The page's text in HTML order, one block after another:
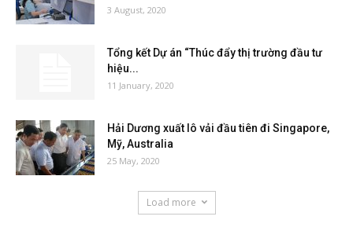
3 August, 2020
Tổng kết Dự án “Thúc đẩy thị trường đầu tư
hiệu...
11 January, 2020
Hải Dương xuất lô vải đầu tiên đi Singapore,
Mỹ, Australia
25 May, 2020
Load more